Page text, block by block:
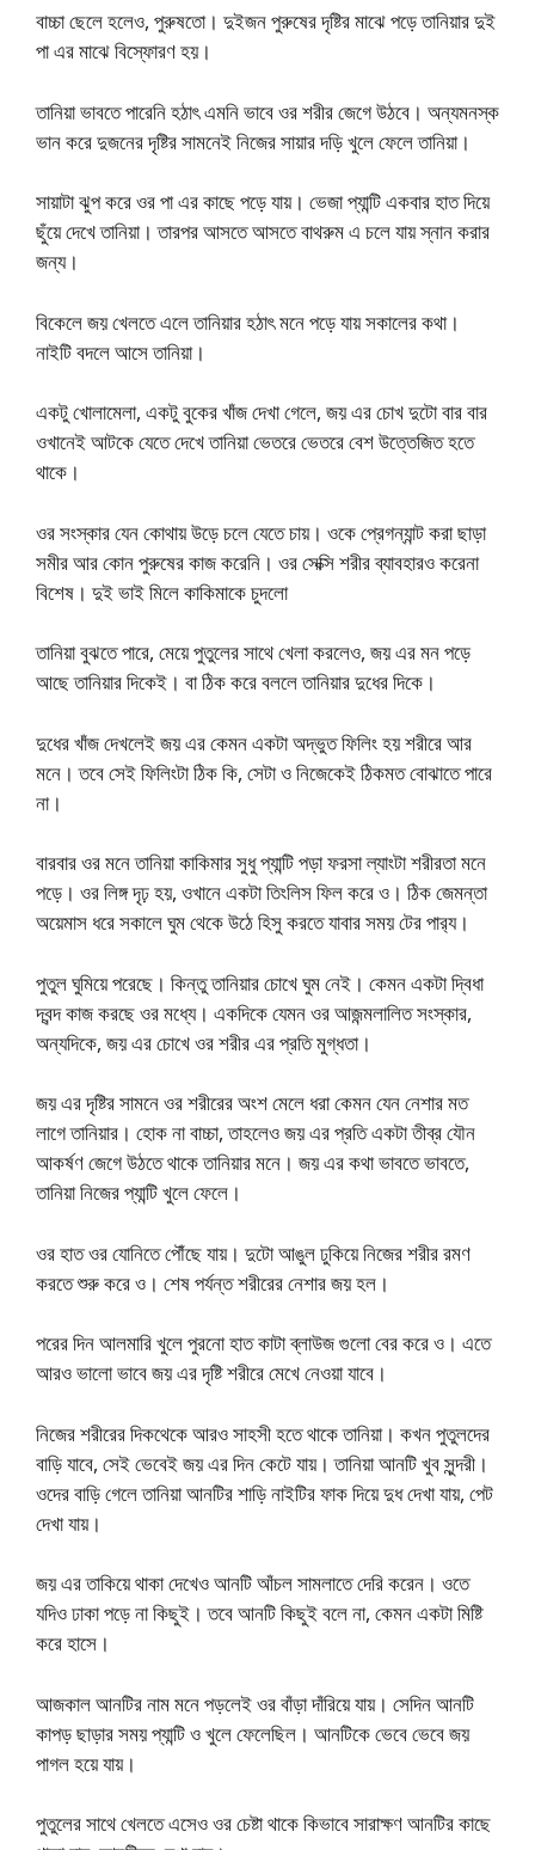
বাচ্চা ছেলে হলেও, পুরুষতো। দুইজন পুরুষের দৃষ্টির মাঝে পড়ে তানিয়ার দুই
পা এর মাঝে বিস্ফোরণ হয়।
তানিয়া ভাবতে পারেনি হঠাৎ এমনি ভাবে ওর শরীর জেগে উঠবে। অন্যমনস্ক
ভান করে দুজনের দৃষ্টির সামনেই নিজের সায়ার দড়ি খুলে ফেলে তানিয়া।
সায়াটা ঝুপ করে ওর পা এর কাছে পড়ে যায়। ভেজা প্যান্টি একবার হাত দিয়ে
ছুঁয়ে দেখে তানিয়া। তারপর আসতে আসতে বাথরুম এ চলে যায় স্নান করার
জন্য।
বিকেলে জয় খেলতে এলে তানিয়ার হঠাৎ মনে পড়ে যায় সকালের কথা।
নাইটি বদলে আসে তানিয়া।
একটু খোলামেলা, একটু বুকের খাঁজ দেখা গেলে, জয় এর চোখ দুটো বার বার
ওখানেই আটকে যেতে দেখে তানিয়া ভেতরে ভেতরে বেশ উত্তেজিত হতে
থাকে।
ওর সংস্কার যেন কোথায় উড়ে চলে যেতে চায়। ওকে প্রেগন্যান্ট করা ছাড়া
সমীর আর কোন পুরুষের কাজ করেনি। ওর সেক্সি শরীর ব্যাবহারও করেনা
বিশেষ। দুই ভাই মিলে কাকিমাকে চুদলো
তানিয়া বুঝতে পারে, মেয়ে পুতুলের সাথে খেলা করলেও, জয় এর মন পড়ে
আছে তানিয়ার দিকেই। বা ঠিক করে বললে তানিয়ার দুধের দিকে।
দুধের খাঁজ দেখলেই জয় এর কেমন একটা অদ্ভুত ফিলিং হয় শরীরে আর
মনে। তবে সেই ফিলিংটা ঠিক কি, সেটা ও নিজেকেই ঠিকমত বোঝাতে পারে
না।
বারবার ওর মনে তানিয়া কাকিমার সুধু প্যান্টি পড়া ফরসা ল্যাংটা শরীরতা মনে
পড়ে। ওর লিঙ্গ দৃঢ় হয়, ওখানে একটা তিংলিস ফিল করে ও। ঠিক জেমন্তা
অয়েমাস ধরে সকালে ঘুম থেকে উঠে হিসু করতে যাবার সময় টের পার‍্য।
পুতুল ঘুমিয়ে পরেছে। কিন্তু তানিয়ার চোখে ঘুম নেই। কেমন একটা দ্বিধা
দ্বন্দ কাজ করছে ওর মধ্যে। একদিকে যেমন ওর আজন্মলালিত সংস্কার,
অন্যদিকে, জয় এর চোখে ওর শরীর এর প্রতি মুগ্ধতা।
জয় এর দৃষ্টির সামনে ওর শরীরের অংশ মেলে ধরা কেমন যেন নেশার মত
লাগে তানিয়ার। হোক না বাচ্চা, তাহলেও জয় এর প্রতি একটা তীব্র যৌন
আকর্ষণ জেগে উঠতে থাকে তানিয়ার মনে। জয় এর কথা ভাবতে ভাবতে,
তানিয়া নিজের প্যান্টি খুলে ফেলে।
ওর হাত ওর যোনিতে পৌঁছে যায়। দুটো আঙুল ঢুকিয়ে নিজের শরীর রমণ
করতে শুরু করে ও। শেষ পর্যন্ত শরীরের নেশার জয় হল।
পরের দিন আলমারি খুলে পুরনো হাত কাটা ব্লাউজ গুলো বের করে ও। এতে
আরও ভালো ভাবে জয় এর দৃষ্টি শরীরে মেখে নেওয়া যাবে।
নিজের শরীরের দিকথেকে আরও সাহসী হতে থাকে তানিয়া। কখন পুতুলদের
বাড়ি যাবে, সেই ভেবেই জয় এর দিন কেটে যায়। তানিয়া আনটি খুব সুন্দরী।
ওদের বাড়ি গেলে তানিয়া আনটির শাড়ি নাইটির ফাক দিয়ে দুধ দেখা যায়, পেট
দেখা যায়।
জয় এর তাকিয়ে থাকা দেখেও আনটি আঁচল সামলাতে দেরি করেন। ওতে
যদিও ঢাকা পড়ে না কিছুই। তবে আনটি কিছুই বলে না, কেমন একটা মিষ্টি
করে হাসে।
আজকাল আনটির নাম মনে পড়লেই ওর বাঁড়া দাঁরিয়ে যায়। সেদিন আনটি
কাপড় ছাড়ার সময় প্যান্টি ও খুলে ফেলেছিল। আনটিকে ভেবে ভেবে জয়
পাগল হয়ে যায়।
পুতুলের সাথে খেলতে এসেও ওর চেষ্টা থাকে কিভাবে সারাক্ষণ আনটির কাছে